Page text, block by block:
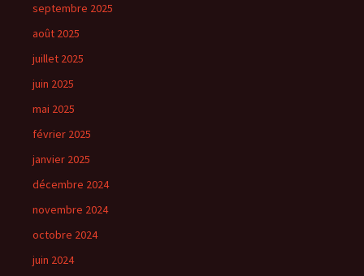
septembre 2025
août 2025
juillet 2025
juin 2025
mai 2025
février 2025
janvier 2025
décembre 2024
novembre 2024
octobre 2024
juin 2024